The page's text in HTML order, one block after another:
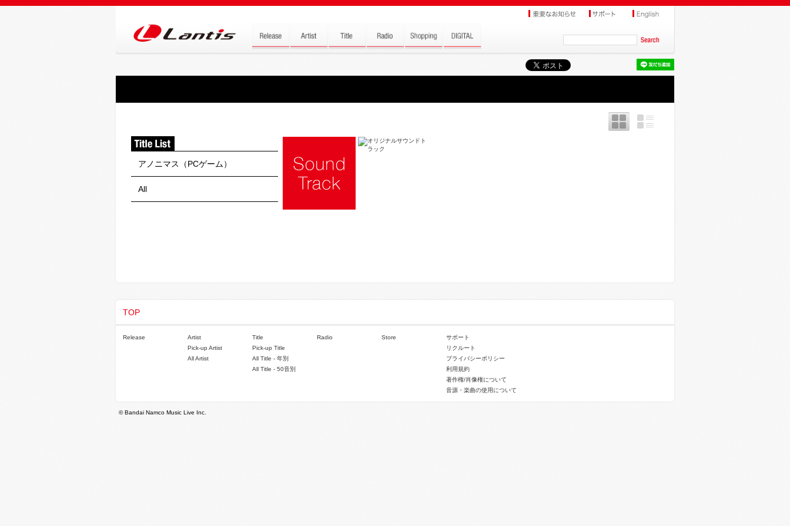
アノニマス（PCゲーム）
All
TOP
Release
Artist
Pick-up Artist
All Artist
Title
Pick-up Title
All Title - 年別
All Title - 50音別
Radio Store
サポート
リクルート
プライバシーポリシー
利用規約
著作権/肖像権について
音源・楽曲の使用について
© Bandai Namco Music Live Inc.